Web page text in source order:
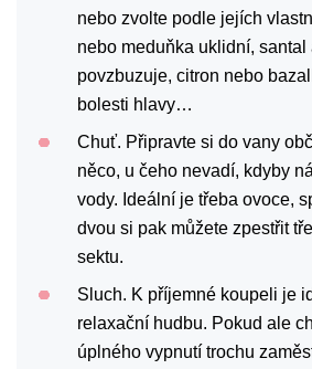
nebo zvolte podle jejích
nebo meduňka uklidní, santal
povzbuzuje, citron nebo
bolesti hlavy…
Chuť. Připravte si do vany
něco, u čeho nevadí, kdyby
vody. Ideální je třeba ovoce,
dvou si pak můžete zpestřit
sektu.
Sluch. K příjemné koupeli je
relaxační hudbu. Pokud ale
úplného vypnutí trochu